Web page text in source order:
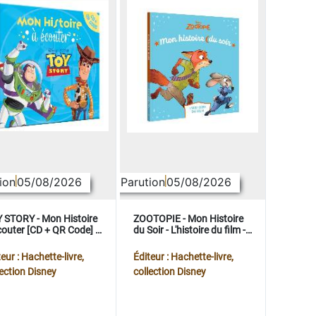
05/08/2026
STORY - Mon Histoire
[CD + QR Code] -
: Hachette-livre,
Disney
Parution05/08/2026
ZOOTOPIE - Mon Histoire
du Soir - L'histoire du film -
Éditeur : Hachette-livre,
collection Disney